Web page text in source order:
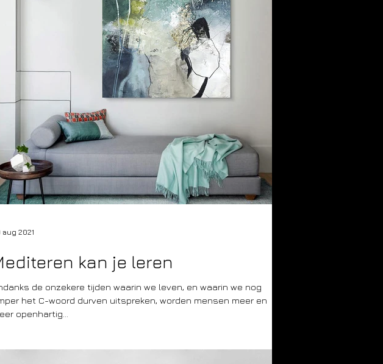
kan je leren
de onzekere tijden waarin we leven, en waarin we nog
het C-woord durven uitspreken, worden mensen meer en
openhartig...
aug 2021